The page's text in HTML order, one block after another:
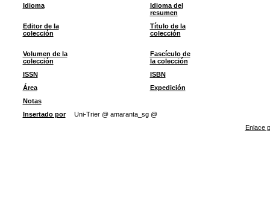
Idioma
Idioma del
resumen
Editor de la
colección
Título de la
colección
Volumen de la
colección
Fascículo de
la colección
ISSN
ISBN
Área
Expedición
Notas
Insertado por
Uni-Trier @ amaranta_sg @
Enlace